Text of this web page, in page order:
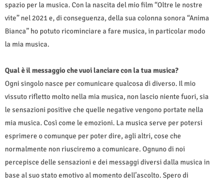
spazio per la musica. Con la nascita del mio film “Oltre le nostre
vite” nel 2021 e, di conseguenza, della sua colonna sonora “Anima
Bianca” ho potuto ricominciare a fare musica, in particolar modo
la mia musica.
Qual è il messaggio che vuoi lanciare con la tua musica?
Ogni singolo nasce per comunicare qualcosa di diverso. Il mio
vissuto rifletto molto nella mia musica, non lascio niente fuori, sia
le sensazioni positive che quelle negative vengono portate nella
mia musica. Così come le emozioni. La musica serve per potersi
esprimere o comunque per poter dire, agli altri, cose che
normalmente non riusciremo a comunicare. Ognuno di noi
percepisce delle sensazioni e dei messaggi diversi dalla musica in
base al suo stato emotivo al momento dell’ascolto. Spero di